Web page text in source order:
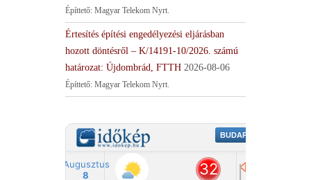
Építtető: Magyar Telekom Nyrt.
Értesítés építési engedélyezési eljárásban
hozott döntésről – K/14191-10/2026. számú
határozat: Újdombrád, FTTH 2026-08-06
Építtető: Magyar Telekom Nyrt.